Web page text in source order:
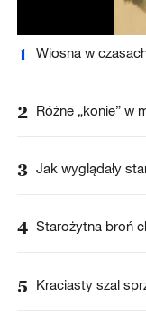
1 Wiosna w
2 Różne „konie” w
3 Jak wyglądały
4 Starożytna broń
5 Kraciasty szal